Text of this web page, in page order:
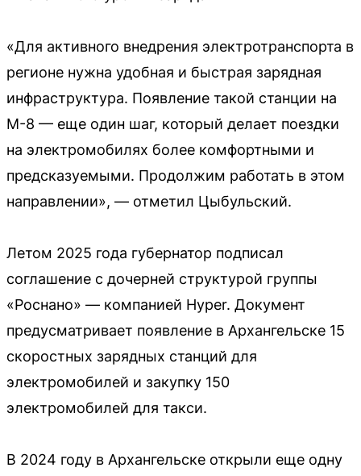
«Для активного внедрения электротранспорта в
регионе нужна удобная и быстрая зарядная
инфраструктура. Появление такой станции на
М-8 — еще один шаг, который делает поездки
на электромобилях более комфортными и
предсказуемыми. Продолжим работать в этом
направлении», — отметил Цыбульский.
Летом 2025 года губернатор подписал
соглашение с дочерней структурой группы
«Роснано» — компанией Hyper. Документ
предусматривает появление в Архангельске 15
скоростных зарядных станций для
электромобилей и закупку 150
электромобилей для такси.
В 2024 году в Архангельске открыли еще одну